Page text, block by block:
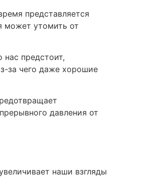
представляется
может утомить от
предстоит,
за чего даже хорошие
давления от
наши взгляды